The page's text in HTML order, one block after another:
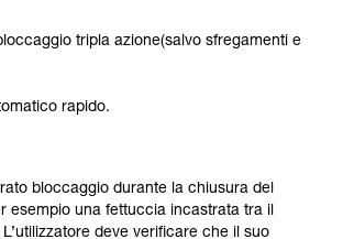
tripla azione(salvo sfregamenti e
rapido.
bloccaggio durante la chiusura del
esempio una fettuccia incastrata tra il
deve verificare che il suo